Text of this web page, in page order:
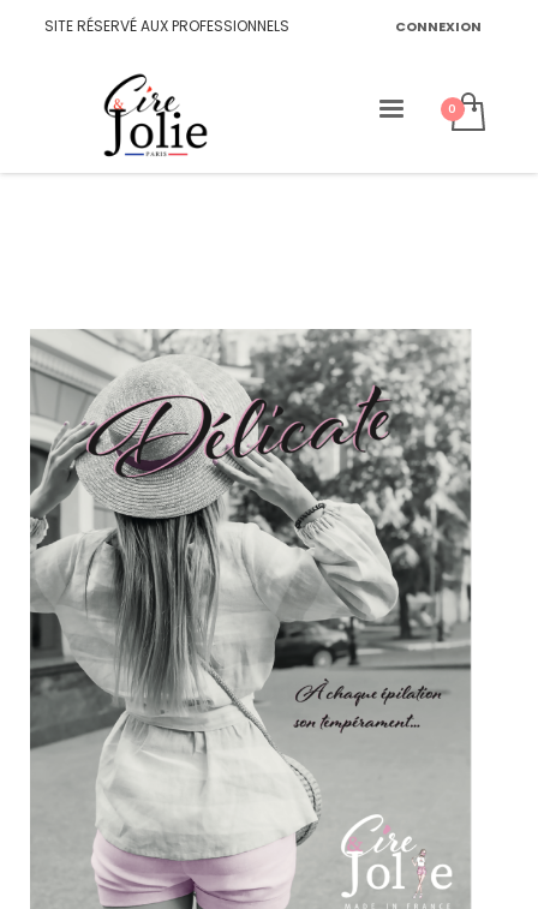
SITE RÉSERVÉ AUX PROFESSIONNELS CONNEXION